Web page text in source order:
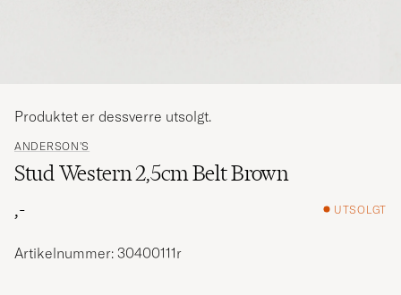
ANDERSON'S
Stud Western 2,5cm Belt Brown
,-
UTSOLGT
Produktet er dessverre utsolgt.
Artikelnummer: 30400111r